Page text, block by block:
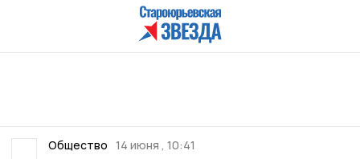
Общество 14 июня , 10:41